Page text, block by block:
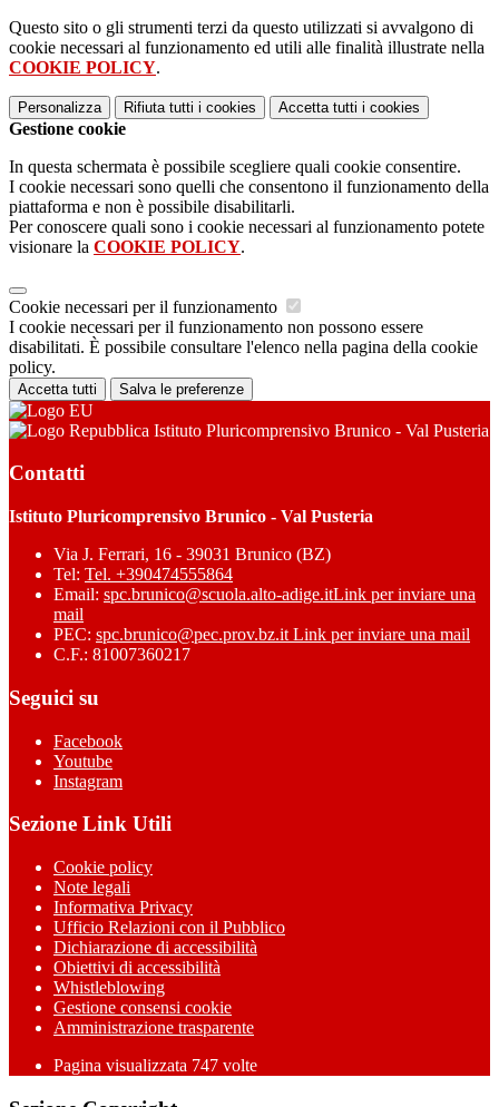
Questo sito o gli strumenti terzi da questo utilizzati si avvalgono di
cookie necessari al funzionamento ed utili alle finalità illustrate nella
COOKIE POLICY.
Personalizza Rifiuta tutti i cookies Accetta tutti i cookies
Gestione cookie
In questa schermata è possibile scegliere quali cookie consentire.
I cookie necessari sono quelli che consentono il funzionamento della
piattaforma e non è possibile disabilitarli.
Per conoscere quali sono i cookie necessari al funzionamento potete
visionare la COOKIE POLICY.
Cookie necessari per il funzionamento
I cookie necessari per il funzionamento non possono essere
disabilitati. È possibile consultare l'elenco nella pagina della cookie
policy.
Accetta tutti Salva le preferenze
Istituto Pluricomprensivo Brunico - Val Pusteria
Contatti
Istituto Pluricomprensivo Brunico - Val Pusteria
Via J. Ferrari, 16 - 39031 Brunico (BZ)
Tel: Tel. +390474555864
Email: spc.brunico@scuola.alto-adige.itLink per inviare una
mail
PEC: spc.brunico@pec.prov.bz.it Link per inviare una mail
C.F.: 81007360217
Seguici su
Facebook
Youtube
Instagram
Sezione Link Utili
Cookie policy
Note legali
Informativa Privacy
Ufficio Relazioni con il Pubblico
Dichiarazione di accessibilità
Obiettivi di accessibilità
Whistleblowing
Gestione consensi cookie
Amministrazione trasparente
Pagina visualizzata 747 volte